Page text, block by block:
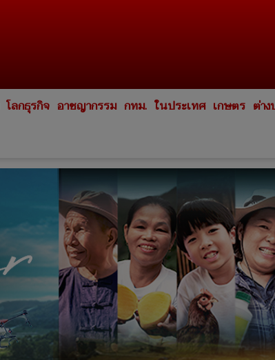
โลกธุรกิจ อาชญากรรม กทม. ในประเทศ เกษตร ต่า